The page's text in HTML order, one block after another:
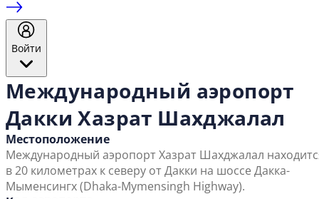
Войти
Международный аэропорт
Дакки Хазрат Шахджалал
Местоположение
Международный аэропорт Хазрат Шахджалал
в 20 километрах к северу от Дакки на шоссе Дакка-
Мыменсингх (Dhaka-Mymensingh Highway).